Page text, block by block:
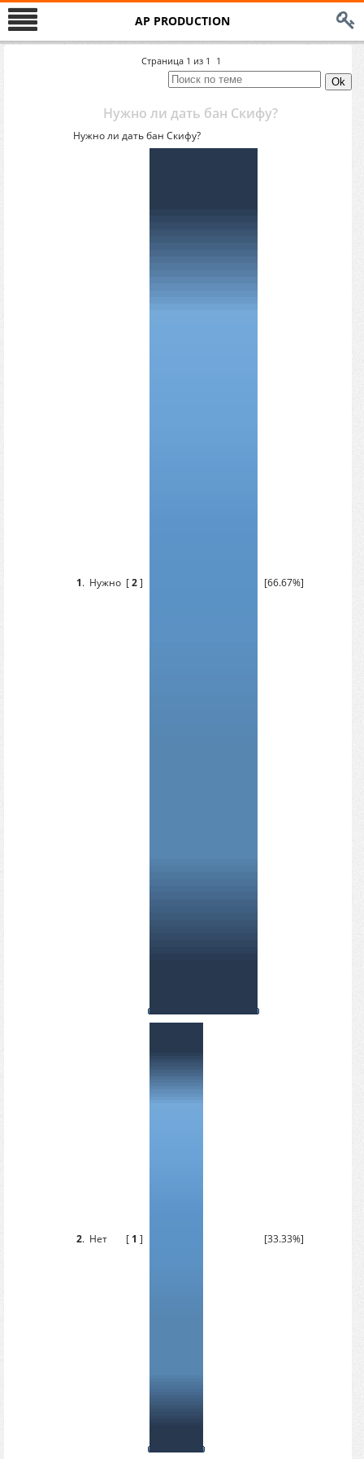
AP PRODUCTION
Страница 1 из 1 1
Нужно ли дать бан Скифу?
Нужно ли дать бан Скифу?
1. Нужно [2] [66.67%]
2. Нет [ 1 ] [33.33%]